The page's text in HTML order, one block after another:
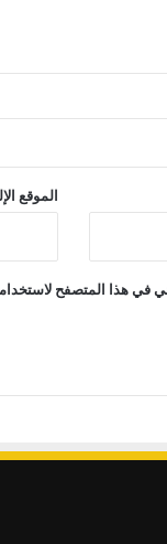
الموقع
في هذا المتصفح